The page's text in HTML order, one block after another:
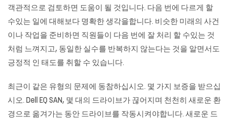
객관적으로 검토하면 도움이 될 것입니다. 다음 번에 다르게 할
수있는 일에 대해보다 명확한 생각을합니다. 비슷한 미래의 사건
이나 작업을 준비하면 직원들이 다음 번에 잘 처리 할 수있는 것
처럼 느껴지고, 동일한 실수를 반복하지 않는다는 것을 알면서도
긍정적 인 태도를 취할 수 있습니다.
최근이 같은 유형의 문제에 동참하십시오. 몇 가지 보증을 받으십
시오. Dell EQ SAN, 몇 대의 드라이브가 끊어지며 천천히 새로운 환
경으로 옮겨가는 동안 드라이브를 작동시켜야합니다. 새로운 드